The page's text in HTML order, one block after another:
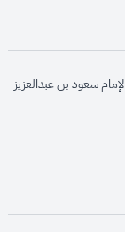
سعود بن عبدالعزيز